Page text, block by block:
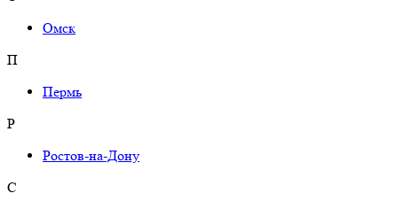
Омск
П
Пермь
Р
Ростов-на-Дону
С